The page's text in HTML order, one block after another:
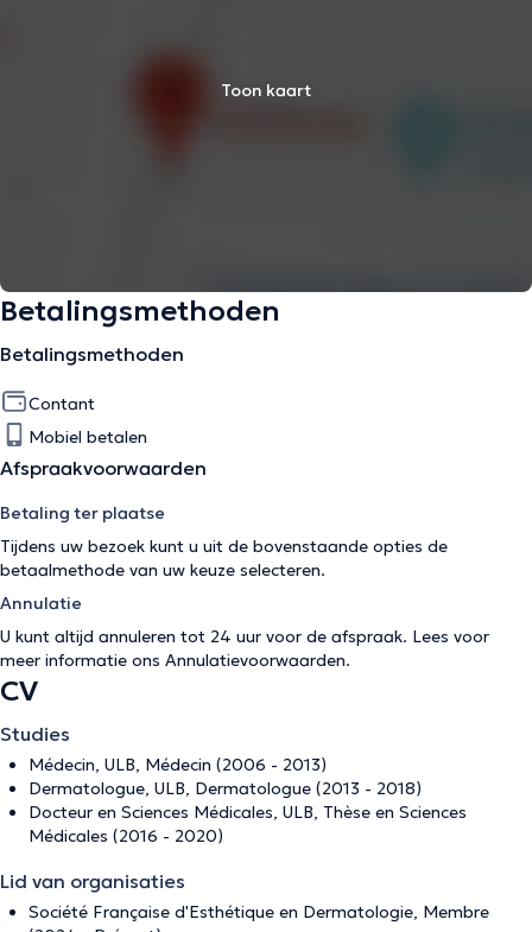
Toon kaart
Betalingsmethoden
Betalingsmethoden
Contant
Mobiel betalen
Afspraakvoorwaarden
Betaling ter plaatse
Tijdens uw bezoek kunt u uit de bovenstaande opties de
betaalmethode van uw keuze selecteren.
Annulatie
U kunt altijd annuleren tot 24 uur voor de afspraak. Lees voor
meer informatie ons Annulatievoorwaarden.
CV
Studies
Médecin, ULB, Médecin (2006 - 2013)
Dermatologue, ULB, Dermatologue (2013 - 2018)
Docteur en Sciences Médicales, ULB, Thèse en Sciences
Médicales (2016 - 2020)
Lid van organisaties
Société Française d'Esthétique en Dermatologie, Membre